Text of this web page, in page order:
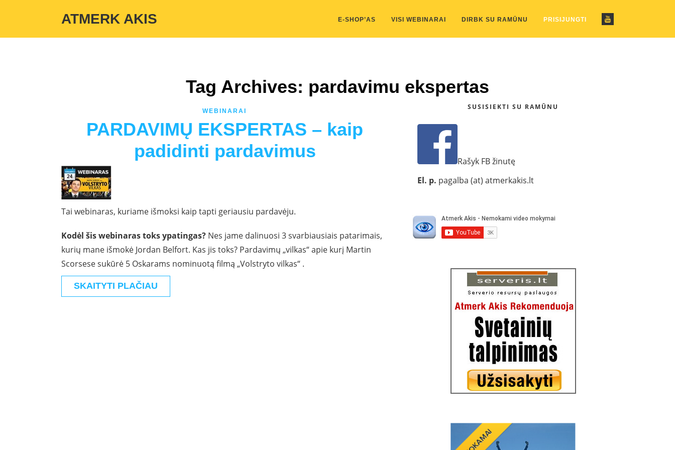
ATMERK AKIS E-SHOP’AS VISI WEBINARAI DIRBK SU RAMŪNU PRISIJUNGTI
Tag Archives: pardavimu ekspertas
WEBINARAI
PARDAVIMŲ EKSPERTAS – kaip
padidinti pardavimus
Tai webinaras, kuriame išmoksi kaip tapti geriausiu pardavėju.
Kodėl šis webinaras toks ypatingas? Nes jame dalinuosi 3 svarbiausiais patarimais,
kurių mane išmokė Jordan Belfort. Kas jis toks? Pardavimų „vilkas“ apie kurį Martin
Scorsese sukūrė 5 Oskarams nominuotą filmą „Volstryto vilkas“ .
SKAITYTI PLAČIAU
SUSISIEKTI SU RAMŪNU
Rašyk FB žinutę
El. p. pagalba (at) atmerkakis.lt